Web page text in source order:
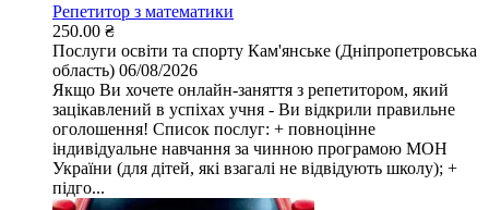
Репетитор з математики
250.00 ₴
Послуги освіти та спорту Кам'янське (Дніпропетровська
область) 06/08/2026
Якщо Ви хочете онлайн-заняття з репетитором, який
зацікавлений в успіхах учня - Ви відкрили правильне
оголошення! Список послуг: + повноцінне
індивідуальне навчання за чинною програмою МОН
України (для дітей, які взагалі не відвідують школу); +
підго...